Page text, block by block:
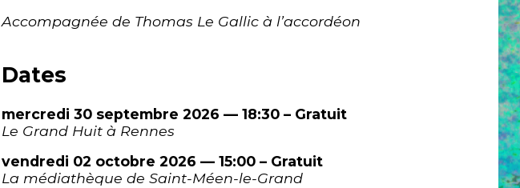
Accompagnée de Thomas Le Gallic à l’accordéon
Dates
mercredi 30 septembre 2026 — 18:30 – Gratuit
Le Grand Huit à Rennes
vendredi 02 octobre 2026 — 15:00 – Gratuit
La médiathèque de Saint-Méen-le-Grand